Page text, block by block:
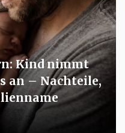
Kind nimmt
an – Nachteile,